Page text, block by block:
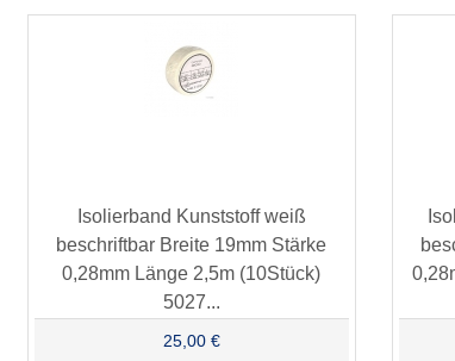
Isolierband Kunststoff weiß
beschriftbar Breite 19mm Stärke
0,28mm Länge 2,5m (10Stück)
5027...
25,00 €